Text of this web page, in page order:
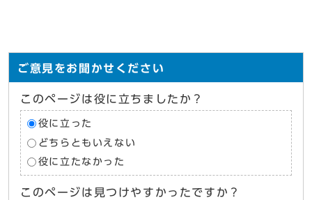
ご意見をお聞かせください
このページは役に立ちましたか？
役に立った
どちらともいえない
役に立たなかった
このページは見つけやすかったですか？